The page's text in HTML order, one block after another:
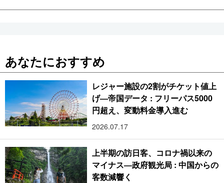
あなたにおすすめ
レジャー施設の2割がチケット値上
げ―帝国データ : フリーパス5000
円超え、変動料金導入進む
2026.07.17
上半期の訪日客、コロナ禍以来の
マイナス―政府観光局 : 中国からの
客数減響く